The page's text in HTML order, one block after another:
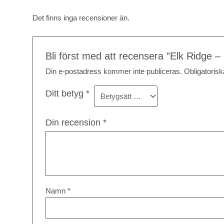
Det finns inga recensioner än.
Bli först med att recensera ”Elk Ridge
Din e-postadress kommer inte publiceras.
Ditt betyg*
Din recension*
Namn*